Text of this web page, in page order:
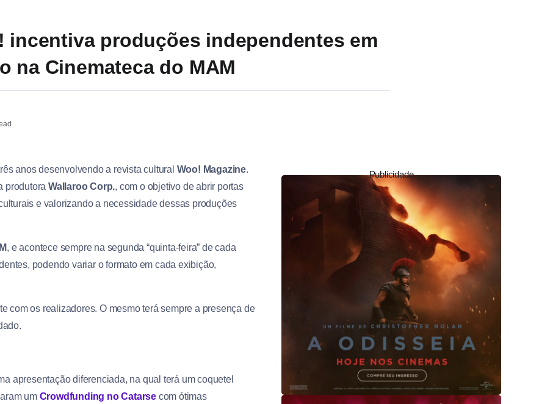
incentiva produções independentes em
na Cinemateca do MAM
anos desenvolvendo a revista cultural Woo! Magazine.
produtora Wallaroo Corp., com o objetivo de abrir portas
e valorizando a necessidade dessas produções
, e acontece sempre na segunda “quinta-feira” de cada
podendo variar o formato em cada exibição,
com os realizadores. O mesmo terá sempre a presença de
apresentação diferenciada, na qual terá um coquetel
um Crowdfunding no Catarse com ótimas
Publicidade